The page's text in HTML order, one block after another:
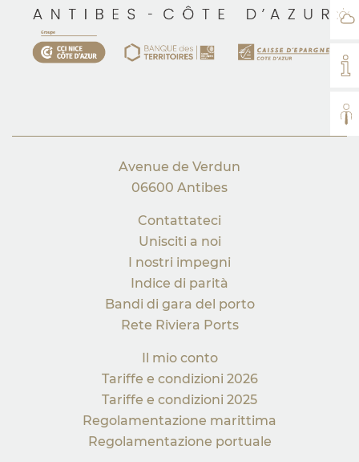
IL
IL
Avenue de Verdun
06600 Antibes
Contattateci
Unisciti a noi
I nostri impegni
Indice di parità
Bandi di gara del porto
Rete Riviera Ports
Il mio conto
Tariffe e condizioni 2026
Tariffe e condizioni 2025
Regolamentazione marittima
Regolamentazione portuale